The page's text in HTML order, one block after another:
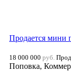
Продается мини
18 000 000 руб.
Поповка,